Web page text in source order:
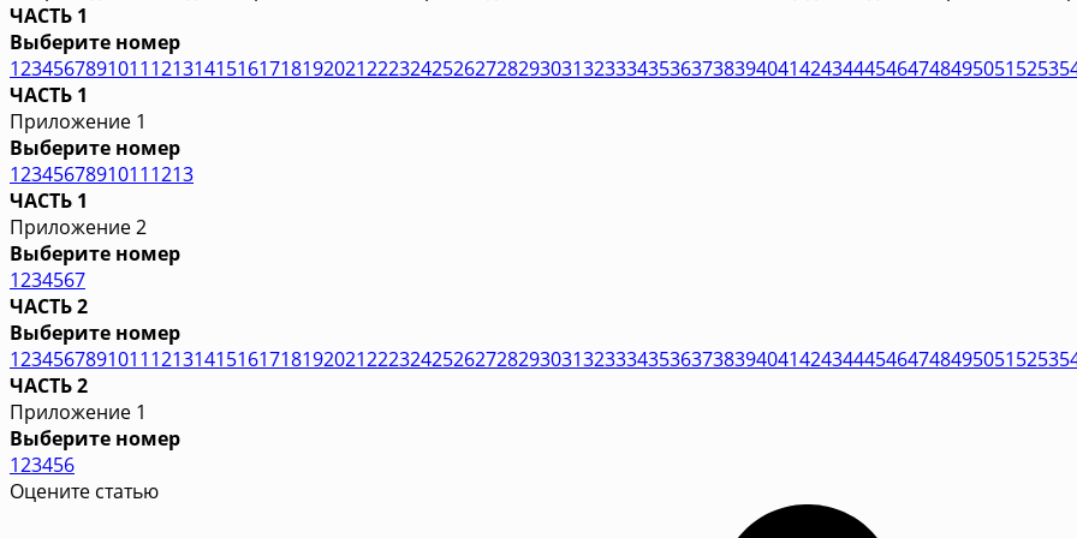
ЧАСТЬ 1
Выберите номер
1234567891011121314151617181920212223242526272829303132333435363738394041424344454647484950515253
ЧАСТЬ 1
Приложение 1
Выберите номер
12345678910111213
ЧАСТЬ 1
Приложение 2
Выберите номер
1234567
ЧАСТЬ 2
Выберите номер
1234567891011121314151617181920212223242526272829303132333435363738394041424344454647484950515253
ЧАСТЬ 2
Приложение 1
Выберите номер
123456
Оцените статью